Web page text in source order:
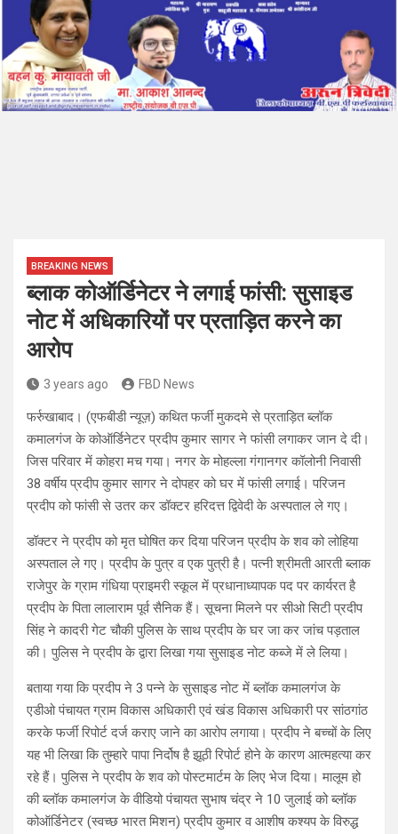
BREAKING NEWS
ब्लाक कोऑर्डिनेटर ने लगाई फांसी: सुसाइड
नोट में अधिकारियों पर प्रताड़ित करने का
आरोप
3 years ago FBD News
फर्रुखाबाद। (एफबीडी न्यूज़) कथित फर्जी मुकदमे से प्रताड़ित ब्लॉक
कमालगंज के कोऑर्डिनेटर प्रदीप कुमार सागर ने फांसी लगाकर जान दे दी।
जिस परिवार में कोहरा मच गया। नगर के मोहल्ला गंगानगर कॉलोनी निवासी
38 वर्षीय प्रदीप कुमार सागर ने दोपहर को घर में फांसी लगाई। परिजन
प्रदीप को फांसी से उतर कर डॉक्टर हरिदत्त द्विवेदी के अस्पताल ले गए।
डॉक्टर ने प्रदीप को मृत घोषित कर दिया परिजन प्रदीप के शव को लोहिया
अस्पताल ले गए। प्रदीप के पुत्र व एक पुत्री है। पत्नी श्रीमती आरती ब्लाक
राजेपुर के ग्राम गंधिया प्राइमरी स्कूल में प्रधानाध्यापक पद पर कार्यरत है
प्रदीप के पिता लालाराम पूर्व सैनिक हैं। सूचना मिलने पर सीओ सिटी प्रदीप
सिंह ने कादरी गेट चौकी पुलिस के साथ प्रदीप के घर जा कर जांच पड़ताल
की। पुलिस ने प्रदीप के द्वारा लिखा गया सुसाइड नोट कब्जे में ले लिया।
बताया गया कि प्रदीप ने 3 पन्ने के सुसाइड नोट में ब्लॉक कमालगंज के
एडीओ पंचायत ग्राम विकास अधिकारी एवं खंड विकास अधिकारी पर सांठगांठ
करके फर्जी रिपोर्ट दर्ज कराए जाने का आरोप लगाया। प्रदीप ने बच्चों के लिए
यह भी लिखा कि तुम्हारे पापा निर्दोष है झूठी रिपोर्ट होने के कारण आत्महत्या कर
रहे हैं। पुलिस ने प्रदीप के शव को पोस्टमार्टम के लिए भेज दिया। मालूम हो
की ब्लॉक कमालगंज के वीडियो पंचायत सुभाष चंद्र ने 10 जुलाई को ब्लॉक
कोऑर्डिनेटर (स्वच्छ भारत मिशन) प्रदीप कुमार व आशीष कश्यप के विरुद्ध